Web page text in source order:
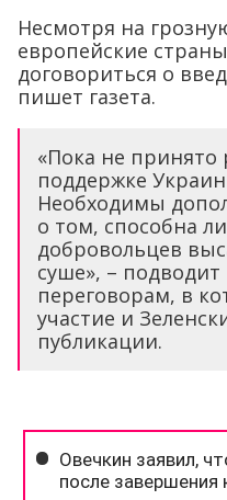
Несмотря на
европейские
договориться о
пишет газета.
«Пока не
поддержке
Необходимы
о том, способна
добровольцев
суше», –
переговорам, в
участие и
публикации.